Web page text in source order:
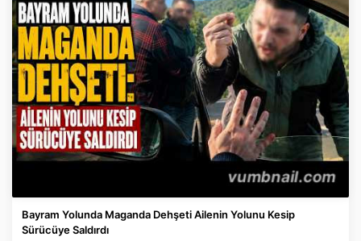
Bayram Yolunda Maganda Dehşeti Ailenin Yolunu Kesip
Sürücüye Saldırdı